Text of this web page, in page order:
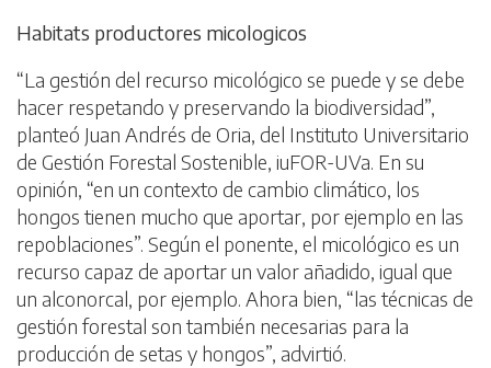
Habitats productores micologicos
“La gestión del recurso micológico se puede y se debe
hacer respetando y preservando la biodiversidad”,
planteó Juan Andrés de Oria, del Instituto Universitario
de Gestión Forestal Sostenible, iuFOR-UVa. En su
opinión, “en un contexto de cambio climático, los
hongos tienen mucho que aportar, por ejemplo en las
repoblaciones”. Según el ponente, el micológico es un
recurso capaz de aportar un valor añadido, igual que
un alconorcal, por ejemplo. Ahora bien, “las técnicas de
gestión forestal son también necesarias para la
producción de setas y hongos”, advirtió.